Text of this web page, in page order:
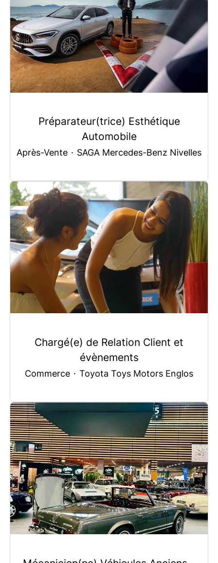
Préparateur(trice) Esthétique
Automobile
Après-Vente · SAGA Mercedes-Benz Nivelles
Chargé(e) de Relation Client et
évènements
Commerce · Toyota Toys Motors Englos